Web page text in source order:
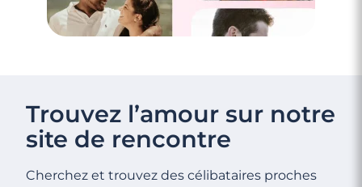
Trouvez l’amour sur notre
site de rencontre
Cherchez et trouvez des célibataires proches